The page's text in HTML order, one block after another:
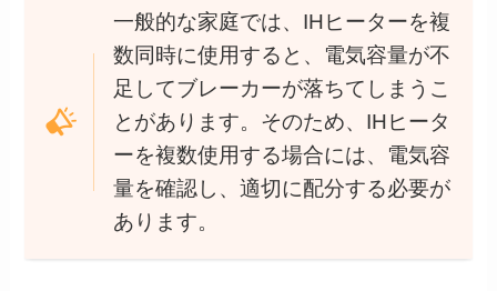
一般的な家庭では、IHヒーターを複
数同時に使用すると、電気容量が不
足してブレーカーが落ちてしまうこ
とがあります。そのため、IHヒータ
ーを複数使用する場合には、電気容
量を確認し、適切に配分する必要が
あります。